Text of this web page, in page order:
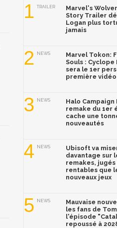
1 TRAILER
Marvel's
Story Trailer
Logan plus
jamais
2 NEWS
Marvel Tokon:
Souls : Cyclope
sera le 1er
première vidéo
3 NEWS
Halo Campaign
remake du 1er
cache une
nouveautés
4 NEWS
Ubisoft va
davantage sur
remakes, jugés
rentables que
nouveaux jeux
5 NEWS
Mauvaise
les fans de
l'épisode
repoussé à